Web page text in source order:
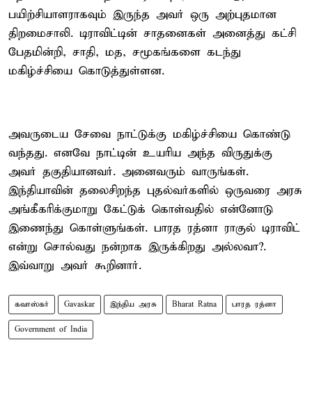
பயிற்சியாளராகவும் இருந்த அவர் ஒரு அற்புதமான
திறமைசாலி. டிராவிட்டின் சாதனைகள் அனைத்து கட்சி
பேதமின்றி, சாதி, மத, சமூகங்களை கடந்து
மகிழ்ச்சியை கொடுத்துள்ளன.
அவருடைய சேவை நாட்டுக்கு மகிழ்ச்சியை கொண்டு
வந்தது. எனவே நாட்டின் உயரிய அந்த விருதுக்கு
அவர் தகுதியானவர். அனைவரும் வாருங்கள்.
இந்தியாவின் தலைசிறந்த புதல்வர்களில் ஒருவரை அரசு
அங்கீகரிக்குமாறு கேட்டுக் கொள்வதில் என்னோடு
இணைந்து கொள்ளுங்கள். பாரத ரத்னா ராகுல் டிராவிட்
என்று சொல்வது நன்றாக இருக்கிறது அல்லவா?.
இவ்வாறு அவர் கூறினார்.
கவாஸ்கர் Gavaskar இந்திய அரசு Bharat Ratna பாரத ரத்னா
Government of India